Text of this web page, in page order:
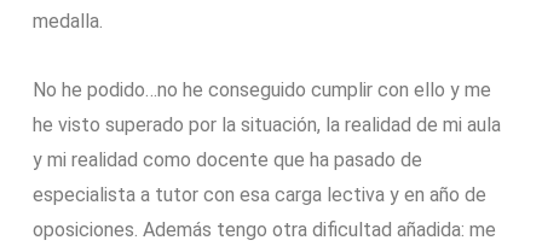
medalla.
No he podido…no he conseguido cumplir con ello y me
he visto superado por la situación, la realidad de mi aula
y mi realidad como docente que ha pasado de
especialista a tutor con esa carga lectiva y en año de
oposiciones. Además tengo otra dificultad añadida: me